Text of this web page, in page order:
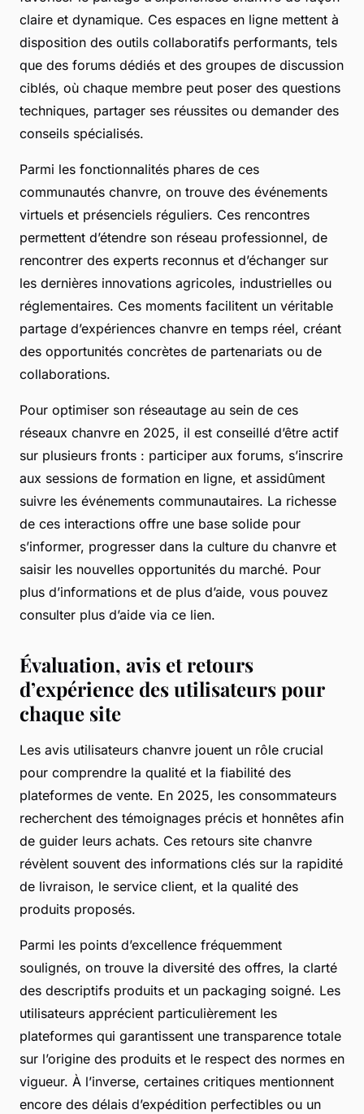
claire et dynamique. Ces espaces en ligne mettent à
disposition des outils collaboratifs performants, tels
que des forums dédiés et des groupes de discussion
ciblés, où chaque membre peut poser des questions
techniques, partager ses réussites ou demander des
conseils spécialisés.
Parmi les fonctionnalités phares de ces
communautés chanvre, on trouve des événements
virtuels et présenciels réguliers. Ces rencontres
permettent d’étendre son réseau professionnel, de
rencontrer des experts reconnus et d’échanger sur
les dernières innovations agricoles, industrielles ou
réglementaires. Ces moments facilitent un véritable
partage d’expériences chanvre en temps réel, créant
des opportunités concrètes de partenariats ou de
collaborations.
Pour optimiser son réseautage au sein de ces
réseaux chanvre en 2025, il est conseillé d’être actif
sur plusieurs fronts : participer aux forums, s’inscrire
aux sessions de formation en ligne, et assidûment
suivre les événements communautaires. La richesse
de ces interactions offre une base solide pour
s’informer, progresser dans la culture du chanvre et
saisir les nouvelles opportunités du marché. Pour
plus d’informations et de plus d’aide, vous pouvez
consulter plus d’aide via ce lien.
Évaluation, avis et retours
d’expérience des utilisateurs pour
chaque site
Les avis utilisateurs chanvre jouent un rôle crucial
pour comprendre la qualité et la fiabilité des
plateformes de vente. En 2025, les consommateurs
recherchent des témoignages précis et honnêtes afin
de guider leurs achats. Ces retours site chanvre
révèlent souvent des informations clés sur la rapidité
de livraison, le service client, et la qualité des
produits proposés.
Parmi les points d’excellence fréquemment
soulignés, on trouve la diversité des offres, la clarté
des descriptifs produits et un packaging soigné. Les
utilisateurs apprécient particulièrement les
plateformes qui garantissent une transparence totale
sur l’origine des produits et le respect des normes en
vigueur. À l’inverse, certaines critiques mentionnent
encore des délais d’expédition perfectibles ou un